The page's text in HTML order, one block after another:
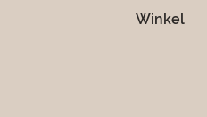
Winkel